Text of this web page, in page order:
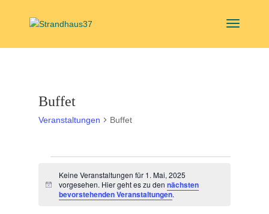
Buffet
Veranstaltungen Buffet
für
Hinweis
Keine Veranstaltungen für 1. Mai, 2025
vorgesehen. Hier geht es zu den nächsten
bevorstehenden Veranstaltungen.